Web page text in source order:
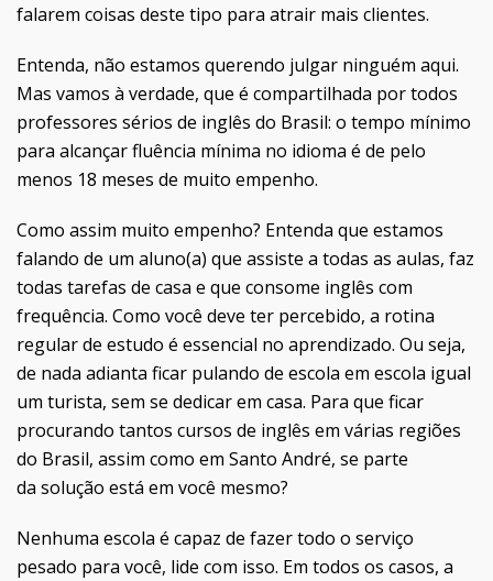
falarem coisas deste tipo para atrair mais clientes.
Entenda, não estamos querendo julgar ninguém aqui.
Mas vamos à verdade, que é compartilhada por todos
professores sérios de inglês do Brasil: o tempo mínimo
para alcançar fluência mínima no idioma é de pelo
menos 18 meses de muito empenho.
Como assim muito empenho? Entenda que estamos
falando de um aluno(a) que assiste a todas as aulas, faz
todas tarefas de casa e que consome inglês com
frequência. Como você deve ter percebido, a rotina
regular de estudo é essencial no aprendizado. Ou seja,
de nada adianta ficar pulando de escola em escola igual
um turista, sem se dedicar em casa. Para que ficar
procurando tantos cursos de inglês em várias regiões
do Brasil, assim como em Santo André, se parte
da solução está em você mesmo?
Nenhuma escola é capaz de fazer todo o serviço
pesado para você, lide com isso. Em todos os casos, a